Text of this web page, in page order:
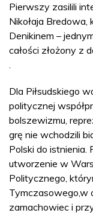
Pierwszy zasilili
Nikołaja Bredowa,
Denikinem –
całości złożony z
.
Dla Piłsudskiego
politycznej
bolszewizmu,
grę nie wchodzili
Polski do istnienia.
utworzenie w
Politycznego,
Tymczasowego,w
zamachowiec i